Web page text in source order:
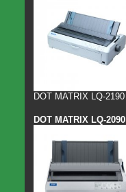
DOT MATRIX LQ-2190
DOT MATRIX LQ-2090